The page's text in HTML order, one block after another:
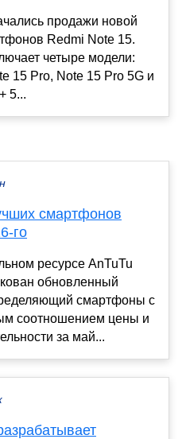
продажи новой
Redmi Note 15.
четыре модели:
15 Pro, Note 15 Pro 5G и
5...
смартфонов
го
ресурсе AnTuTu
обновленный
смартфоны с
соотношением цены и
за май...